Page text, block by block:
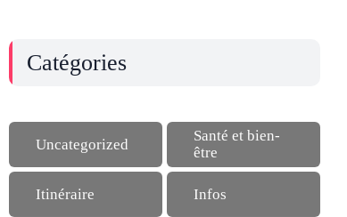
Catégories
Uncategorized
Santé et bien-
être
Itinéraire Infos